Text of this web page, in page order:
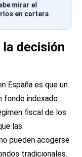
mirar el
en cartera
la decisión
España es que un
fondo indexado
fiscal de los
las
pueden acogerse
tradicionales.